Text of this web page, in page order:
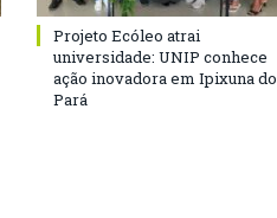
Projeto Ecóleo atrai
universidade: UNIP conhece
ação inovadora em Ipixuna do
Pará